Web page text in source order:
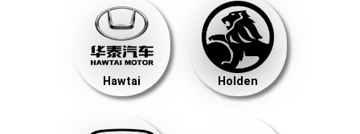
Hawtai Holden